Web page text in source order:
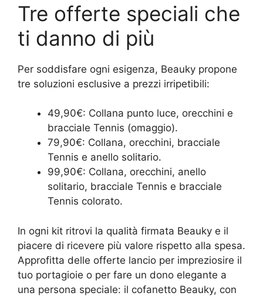
Tre offerte speciali che
ti danno di più
Per soddisfare ogni esigenza, Beauky propone
tre soluzioni esclusive a prezzi irripetibili:
49,90€: Collana punto luce, orecchini e
bracciale Tennis (omaggio).
79,90€: Collana, orecchini, bracciale
Tennis e anello solitario.
99,90€: Collana, orecchini, anello
solitario, bracciale Tennis e bracciale
Tennis colorato.
In ogni kit ritrovi la qualità firmata Beauky e il
piacere di ricevere più valore rispetto alla spesa.
Approfitta delle offerte lancio per impreziosire il
tuo portagioie o per fare un dono elegante a
una persona speciale: il cofanetto Beauky, con